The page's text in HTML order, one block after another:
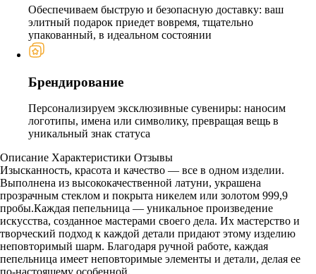
Обеспечиваем быструю и безопасную доставку: ваш
элитный подарок приедет вовремя, тщательно
упакованный, в идеальном состоянии
Брендирование
Персонализируем эксклюзивные сувениры: наносим
логотипы, имена или символику, превращая вещь в
уникальный знак статуса
Описание Характеристики Отзывы
Изысканность, красота и качество — все в одном изделии.
Выполнена из высококачественной латуни, украшена
прозрачным стеклом и покрыта никелем или золотом 999,9
пробы.Каждая пепельница — уникальное произведение
искусства, созданное мастерами своего дела. Их мастерство и
творческий подход к каждой детали придают этому изделию
неповторимый шарм. Благодаря ручной работе, каждая
пепельница имеет неповторимые элементы и детали, делая ее